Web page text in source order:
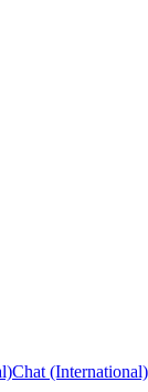
Chat (International)